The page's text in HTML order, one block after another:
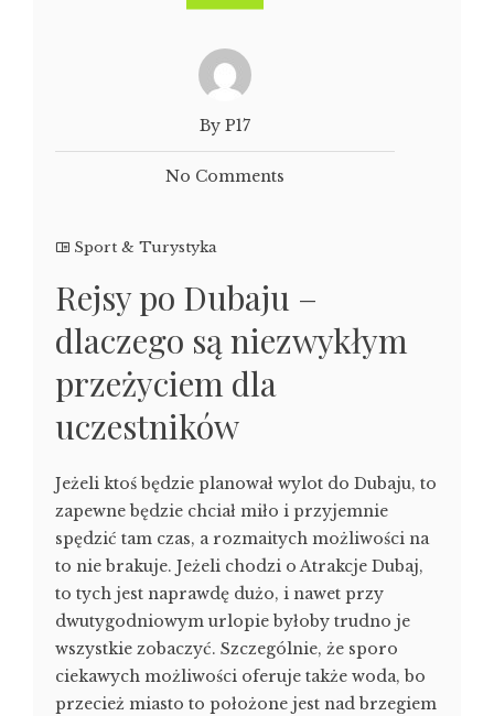
By P17
No Comments
Sport & Turystyka
Rejsy po Dubaju –
dlaczego są niezwykłym
przeżyciem dla
uczestników
Jeżeli ktoś będzie planował wylot do Dubaju, to
zapewne będzie chciał miło i przyjemnie
spędzić tam czas, a rozmaitych możliwości na
to nie brakuje. Jeżeli chodzi o Atrakcje Dubaj,
to tych jest naprawdę dużo, i nawet przy
dwutygodniowym urlopie byłoby trudno je
wszystkie zobaczyć. Szczególnie, że sporo
ciekawych możliwości oferuje także woda, bo
przecież miasto to położone jest nad brzegiem